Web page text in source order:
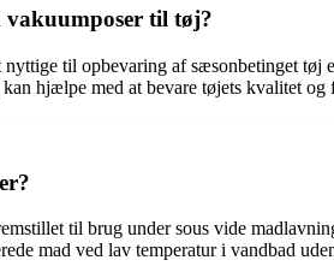
vakuumposer til tøj?
til opbevaring af sæsonbetinget tøj
hjælpe med at bevare tøjets kvalitet
til brug under sous vide
mad ved lav temperatur i vandbad